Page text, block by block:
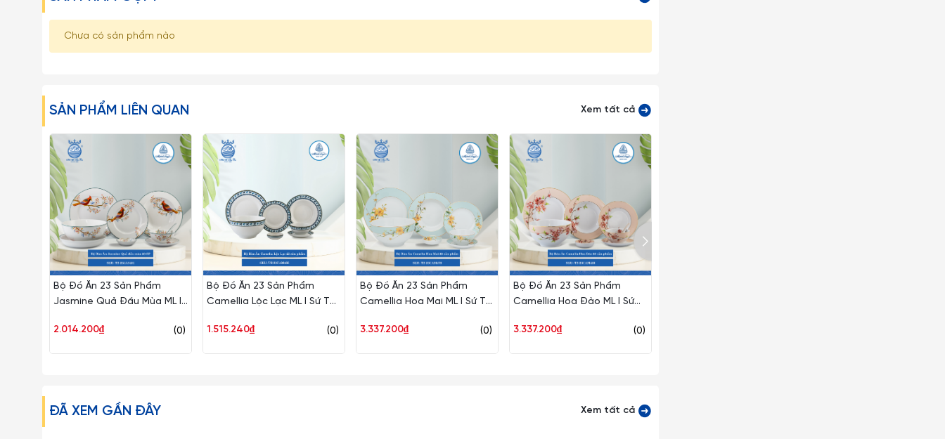
Chưa có sản phẩm nào
SẢN PHẨM LIÊN QUAN Xem tất cả
Bộ Đồ Ăn 23 Sản Phẩm
Jasmine Quả Đầu Mùa ML I
(0)
2.014.200₫
Bộ Đồ Ăn 23 Sản Phẩm
Camellia Lộc Lạc ML I Sứ TB
(0)
1.515.240₫
Bộ Đồ Ăn 23 Sản Phẩm
Camellia Hoa Mai ML I Sứ TB
(0)
3.337.200₫
Bộ Đồ Ăn 23 Sản Phẩm
Camellia Hoa Đào ML I Sứ
(0)
3.337.200₫
ĐÃ XEM GẦN ĐÂY Xem tất cả